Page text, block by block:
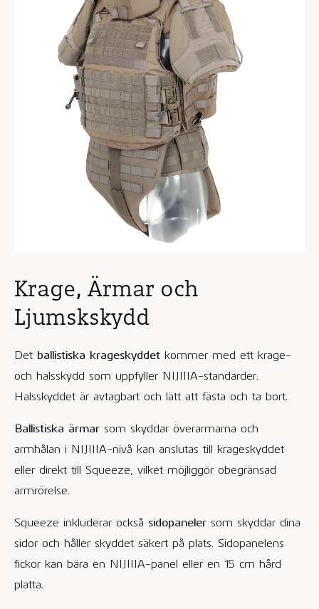
Krage, Ärmar och
Ljumskskydd
Det ballistiska krageskyddet kommer med ett krage-
och halsskydd som uppfyller NIJIIIA-standarder.
Halsskyddet är avtagbart och lätt att fästa och ta bort.
Ballistiska ärmar som skyddar överarmarna och
armhålan i NIJIIIA-nivå kan anslutas till krageskyddet
eller direkt till Squeeze, vilket möjliggör obegränsad
armrörelse.
Squeeze inkluderar också sidopaneler som skyddar dina
sidor och håller skyddet säkert på plats. Sidopanelens
fickor kan bära en NIJIIIA-panel eller en 15 cm hård
platta.